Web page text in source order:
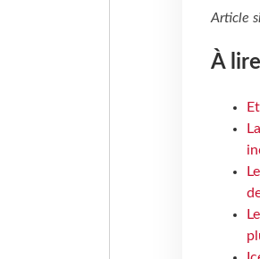
Article
À